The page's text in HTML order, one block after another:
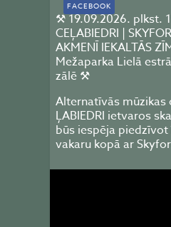
⚒️ 19.09.2026. plkst.
CEĻABIEDRI |
AKMENĪ IEKALTĀS
Mežaparka Lielā
zālē ⚒️
Alternatīvās
ĻABIEDRI ietvaros
būs iespēja
vakaru kopā ar
FACEBOOK